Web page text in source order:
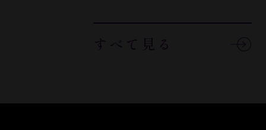
すべて見る